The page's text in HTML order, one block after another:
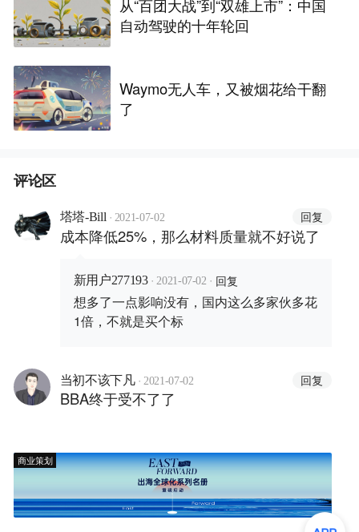
从“百团大战”到“双雄上市”：中国
自动驾驶的十年轮回
Waymo无人车，又被烟花给干翻
了
评论区
塔塔-Bill · 2021-07-02 回复
成本降低25%，那么材料质量就不好说了
新用户277193 · 2021-07-02 · 回复
想多了一点影响没有，国内这么多家伙多花
1倍，不就是买个标
当初不该下凡 · 2021-07-02 回复
BBA终于受不了了
商业策划